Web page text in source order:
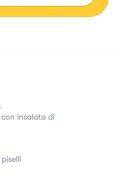
insalata di